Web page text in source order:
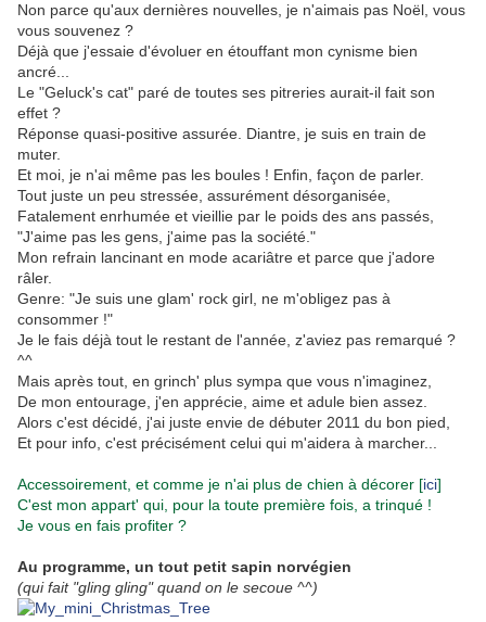
Non parce qu'aux dernières nouvelles, je n'aimais pas Noël, vous
vous souvenez ?
Déjà que j'essaie d'évoluer en étouffant mon cynisme bien
ancré...
Le "Geluck's cat" paré de toutes ses pitreries aurait-il fait son
effet ?
Réponse quasi-positive assurée. Diantre, je suis en train de
muter.
Et moi, je n'ai même pas les boules ! Enfin, façon de parler.
Tout juste un peu stressée, assurément désorganisée,
Fatalement enrhumée et vieillie par le poids des ans passés,
"J'aime pas les gens, j'aime pas la société."
Mon refrain lancinant en mode acariâtre et parce que j'adore
râler.
Genre: "Je suis une glam' rock girl, ne m'obligez pas à
consommer !"
Je le fais déjà tout le restant de l'année, z'aviez pas remarqué ?
^^
Mais après tout, en grinch' plus sympa que vous n'imaginez,
De mon entourage, j'en apprécie, aime et adule bien assez.
Alors c'est décidé, j'ai juste envie de débuter 2011 du bon pied,
Et pour info, c'est précisément celui qui m'aidera à marcher...
Accessoirement, et comme je n'ai plus de chien à décorer [ici]
C'est mon appart' qui, pour la toute première fois, a trinqué !
Je vous en fais profiter ?
Au programme, un tout petit sapin norvégien
(qui fait "gling gling" quand on le secoue ^^)